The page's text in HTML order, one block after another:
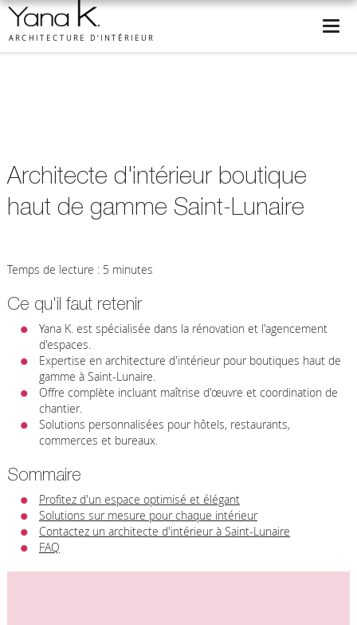
ARCHITECTURE D’INTÉRIEUR
Architecte d'intérieur boutique
haut de gamme Saint-Lunaire
Temps de lecture : 5 minutes
Ce qu'il faut retenir
Yana K. est spécialisée dans la rénovation et l'agencement
d'espaces.
Expertise en architecture d'intérieur pour boutiques haut de
gamme à Saint-Lunaire.
Offre complète incluant maîtrise d'œuvre et coordination de
chantier.
Solutions personnalisées pour hôtels, restaurants,
commerces et bureaux.
Sommaire
Profitez d'un espace optimisé et élégant
Solutions sur mesure pour chaque intérieur
Contactez un architecte d'intérieur à Saint-Lunaire
FAQ